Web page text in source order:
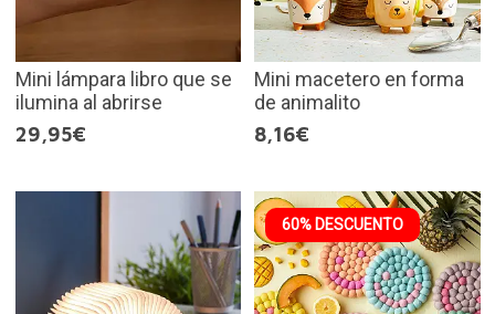
Mini lámpara libro que se
ilumina al abrirse
29,95€
Mini macetero en forma
de animalito
8,16€
60% DESCUENTO